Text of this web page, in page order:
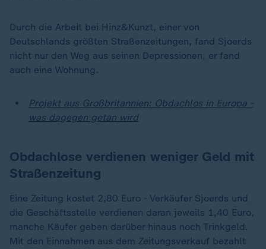
Durch die Arbeit bei Hinz&Kunzt, einer von
Deutschlands größten Straßenzeitungen, fand Sjoerds
nicht nur den Weg aus seinen Depressionen, er fand
auch eine Wohnung.
Projekt aus Großbritannien: Obdachlos in Europa -
was dagegen getan wird
Obdachlose verdienen weniger Geld mit
Straßenzeitung
Eine Zeitung kostet 2,80 Euro - Verkäufer Sjoerds und
die Geschäftsstelle verdienen daran jeweils 1,40 Euro,
manche Käufer geben darüber hinaus noch Trinkgeld.
Mit den Einnahmen aus dem Zeitungsverkauf bezahlt